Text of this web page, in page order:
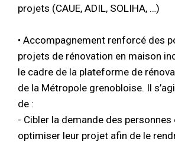
projets (CAUE, ADIL, SOLIHA, …)
• Accompagnement renforcé des
projets de rénovation en maison
le cadre de la plateforme de
de la Métropole grenobloise. Il
de :
- Cibler la demande des
optimiser leur projet afin de le